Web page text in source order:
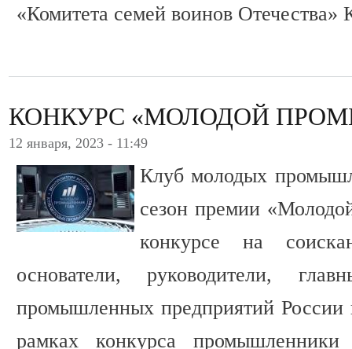
«Комитета семей воинов
КОНКУРС «МОЛОДОЙ
12 января, 2023 - 11:49
Клуб молодых
сезон премии
конкурсе на
основатели, руководители,
промышленных предприятий России
рамках конкурса